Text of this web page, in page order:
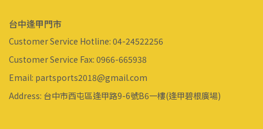
台中逢甲門市
Customer Service Hotline: 04-24522256
Customer Service Fax: 0966-665938
Email: partsports2018@gmail.com
Address: 台中市西屯區逢甲路9-6號B6一樓(逢甲碧根廣場)